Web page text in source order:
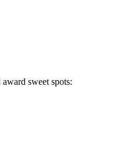
sweet spots: